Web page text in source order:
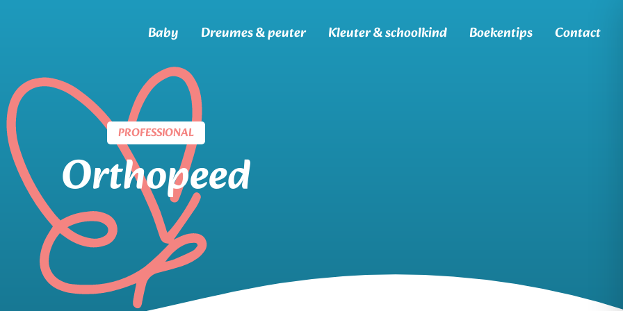
Baby Dreumes & peuter Kleuter & schoolkind Boekentips Contact
PROFESSIONAL
Orthopeed